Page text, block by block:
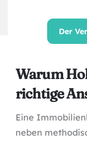
Der
Warum
richtige
Eine
neben